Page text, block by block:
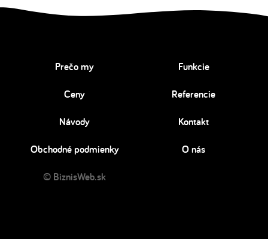
Prečo my Funkcie
Ceny Referencie
Návody Kontakt
Obchodné podmienky O nás
© BiznisWeb.sk